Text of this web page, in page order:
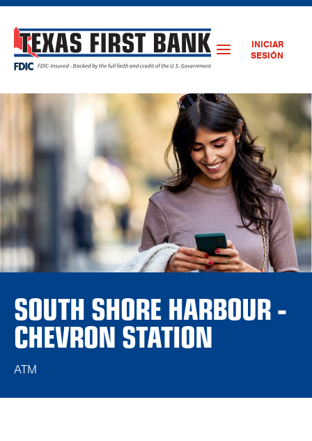
INICIAR
SESIÓN
SOUTH SHORE HARBOUR -
CHEVRON STATION
ATM